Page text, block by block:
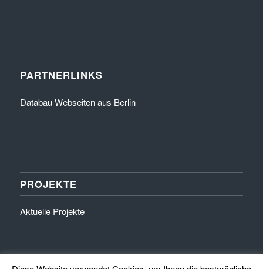
PARTNERLINKS
Databau Webseiten aus Berlin
PROJEKTE
Aktuelle Projekte